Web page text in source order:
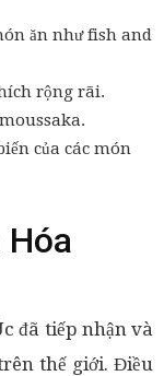
ăn như fish and
rộng rãi.
của các món
đã tiếp nhận và
thế giới. Điều